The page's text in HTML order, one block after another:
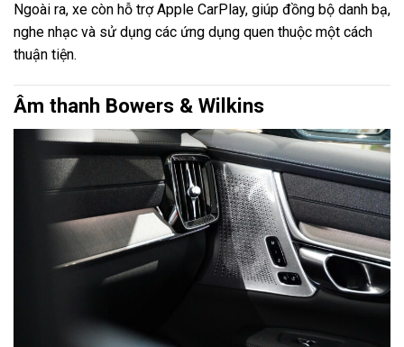
Ngoài ra, xe còn hỗ trợ Apple CarPlay, giúp đồng bộ danh bạ,
nghe nhạc và sử dụng các ứng dụng quen thuộc một cách
thuận tiện.
Âm thanh Bowers & Wilkins